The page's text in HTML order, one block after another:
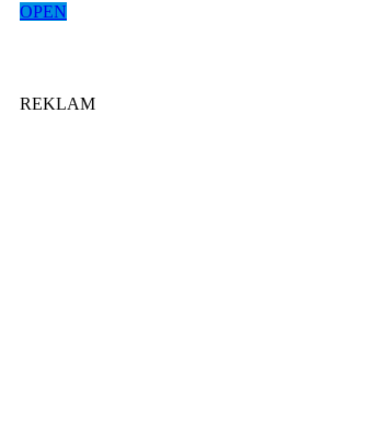
OPEN
REKLAM